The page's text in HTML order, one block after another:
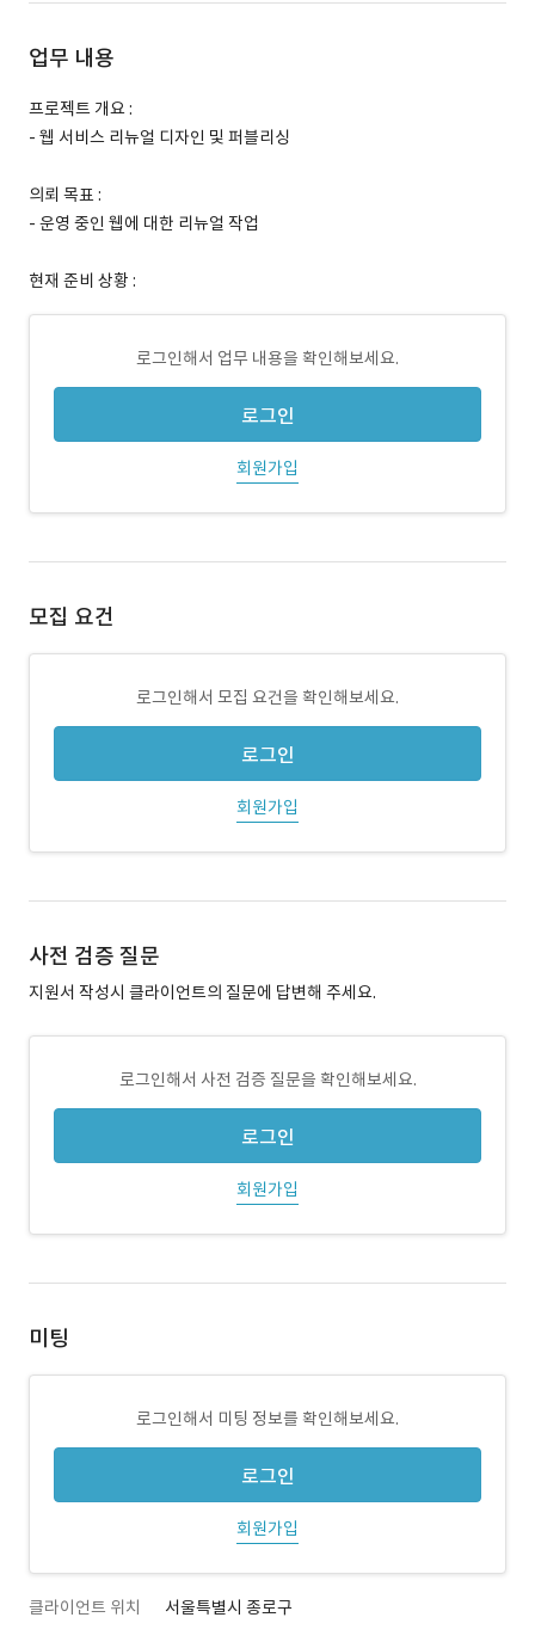
업무 내용
프로젝트 개요 :
- 웹 서비스 리뉴얼 디자인 및 퍼블리싱
의뢰 목표 :
- 운영 중인 웹에 대한 리뉴얼 작업
현재 준비 상황 :
로그인해서 업무 내용을 확인해보세요.
로그인
회원가입
모집 요건
로그인해서 모집 요건을 확인해보세요.
로그인
회원가입
사전 검증 질문
지원서 작성시 클라이언트의 질문에 답변해 주세요.
로그인해서 사전 검증 질문을 확인해보세요.
로그인
회원가입
미팅
로그인해서 미팅 정보를 확인해보세요.
로그인
회원가입
클라이언트 위치 서울특별시 종로구